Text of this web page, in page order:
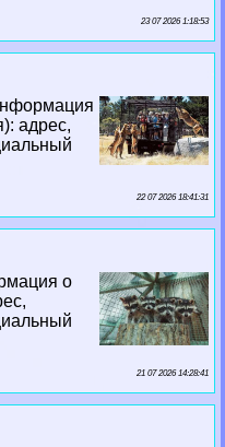
23 07 2026 1:18:53
адрес,
22 07 2026 18:41:31
о
21 07 2026 14:28:41